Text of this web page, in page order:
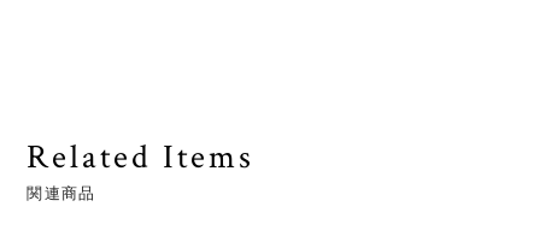
Related Items
関連商品